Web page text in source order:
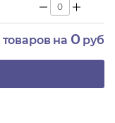
товаров на 0руб